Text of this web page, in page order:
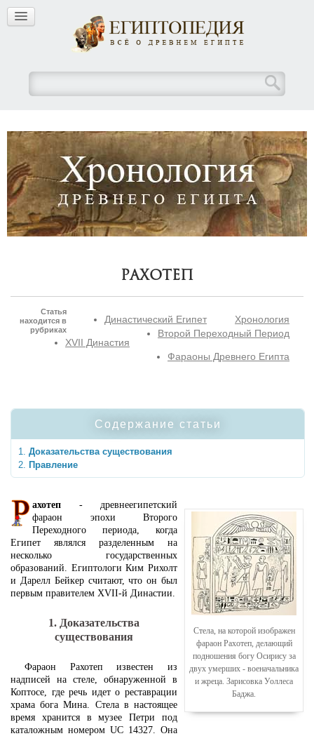
Рахотеп
Статья
находится в
рубриках
Хронология
Династический Египет
Второй Переходный Период
XVII Династия
Фараоны Древнего Египта
Содержание статьи
Доказательства существования
Правление
Стела, на которой изображен
фараон Рахотеп, делающий
подношения богу Осирису за
двух умерших - военачальника
и жреца. Зарисовка Уоллеса
Баджа.
ахотеп - древнеегипетский
фараон эпохи Второго
Переходного периода, когда
Египет являлся разделенным на
несколько государственных
образований. Египтологи Ким Рихолт
и Дарелл Бейкер считают, что он был
первым правителем XVII-й Династии.
1. Доказательства
существования
Фараон Рахотеп известен из
надписей на стеле, обнаруженной в
Коптосе, где речь идет о реставрации
храма бога Мина. Стела в настоящее
время хранится в музее Петри под
каталожным номером UC 14327. Она